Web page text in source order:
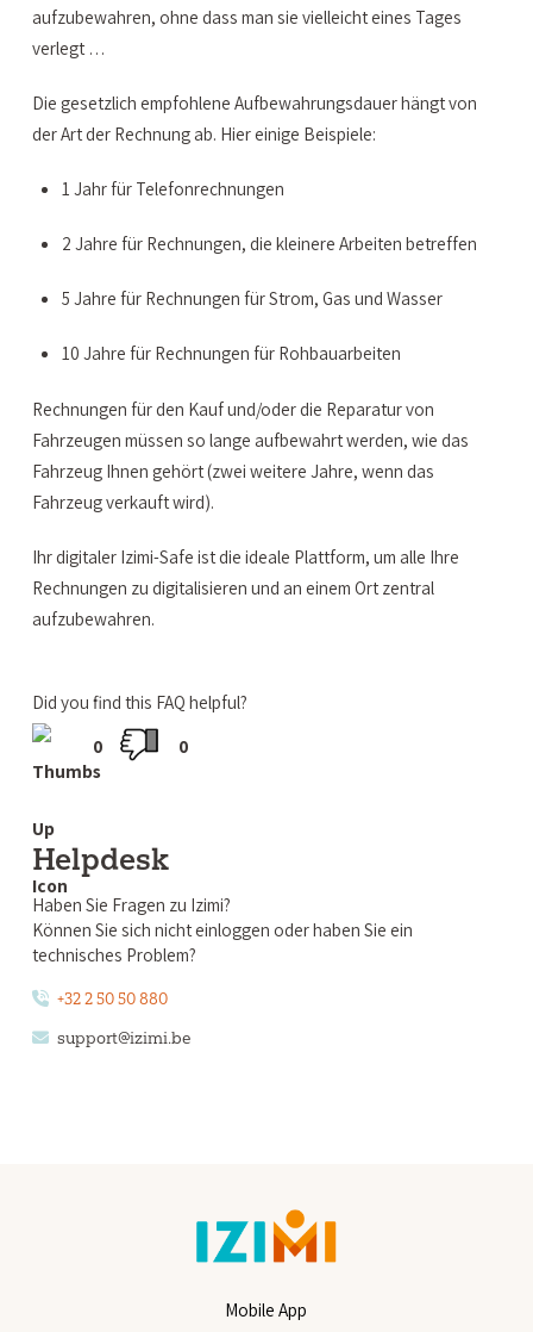
aufzubewahren, ohne dass man sie vielleicht eines Tages
verlegt …
Die gesetzlich empfohlene Aufbewahrungsdauer hängt von
der Art der Rechnung ab. Hier einige Beispiele:
1 Jahr für Telefonrechnungen
2 Jahre für Rechnungen, die kleinere Arbeiten betreffen
5 Jahre für Rechnungen für Strom, Gas und Wasser
10 Jahre für Rechnungen für Rohbauarbeiten
Rechnungen für den Kauf und/oder die Reparatur von
Fahrzeugen müssen so lange aufbewahrt werden, wie das
Fahrzeug Ihnen gehört (zwei weitere Jahre, wenn das
Fahrzeug verkauft wird).
Ihr digitaler Izimi-Safe ist die ideale Plattform, um alle Ihre
Rechnungen zu digitalisieren und an einem Ort zentral
aufzubewahren.
Did you find this FAQ helpful?
0
0
Helpdesk
Haben Sie Fragen zu Izimi?
Können Sie sich nicht einloggen oder haben Sie ein
technisches Problem?
+32 2 50 50 880
support@izimi.be
Mobile App